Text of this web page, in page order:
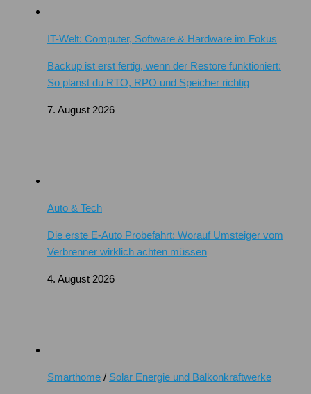
IT-Welt: Computer, Software & Hardware im Fokus
Backup ist erst fertig, wenn der Restore funktioniert:
So planst du RTO, RPO und Speicher richtig
7. August 2026
Auto & Tech
Die erste E-Auto Probefahrt: Worauf Umsteiger vom
Verbrenner wirklich achten müssen
4. August 2026
Smarthome / Solar Energie und Balkonkraftwerke